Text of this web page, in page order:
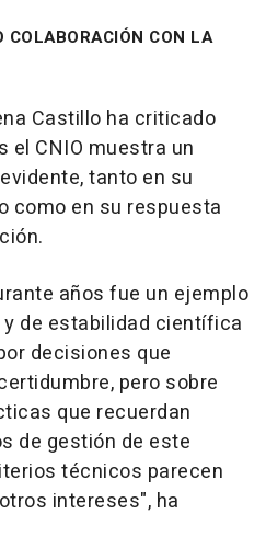
COLABORACIÓN CON LA
Castillo ha criticado
el CNIO muestra un
tanto en su
como en su respuesta
años fue un ejemplo
de estabilidad científica
decisiones que
pero sobre
que recuerdan
de gestión de este
técnicos parecen
intereses", ha